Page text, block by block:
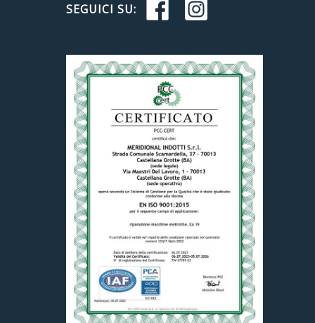
SEGUICI SU: